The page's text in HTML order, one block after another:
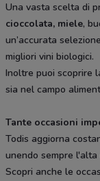
Una vasta scelta di
cioccolata, miele,
un’accurata
migliori vini biologici.
Inoltre puoi scoprire
sia nel campo
Tante occasioni
Todis aggiorna
unendo sempre
Scopri anche le